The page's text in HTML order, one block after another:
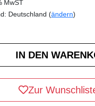
MwST
Deutschland (ändern)
Zur